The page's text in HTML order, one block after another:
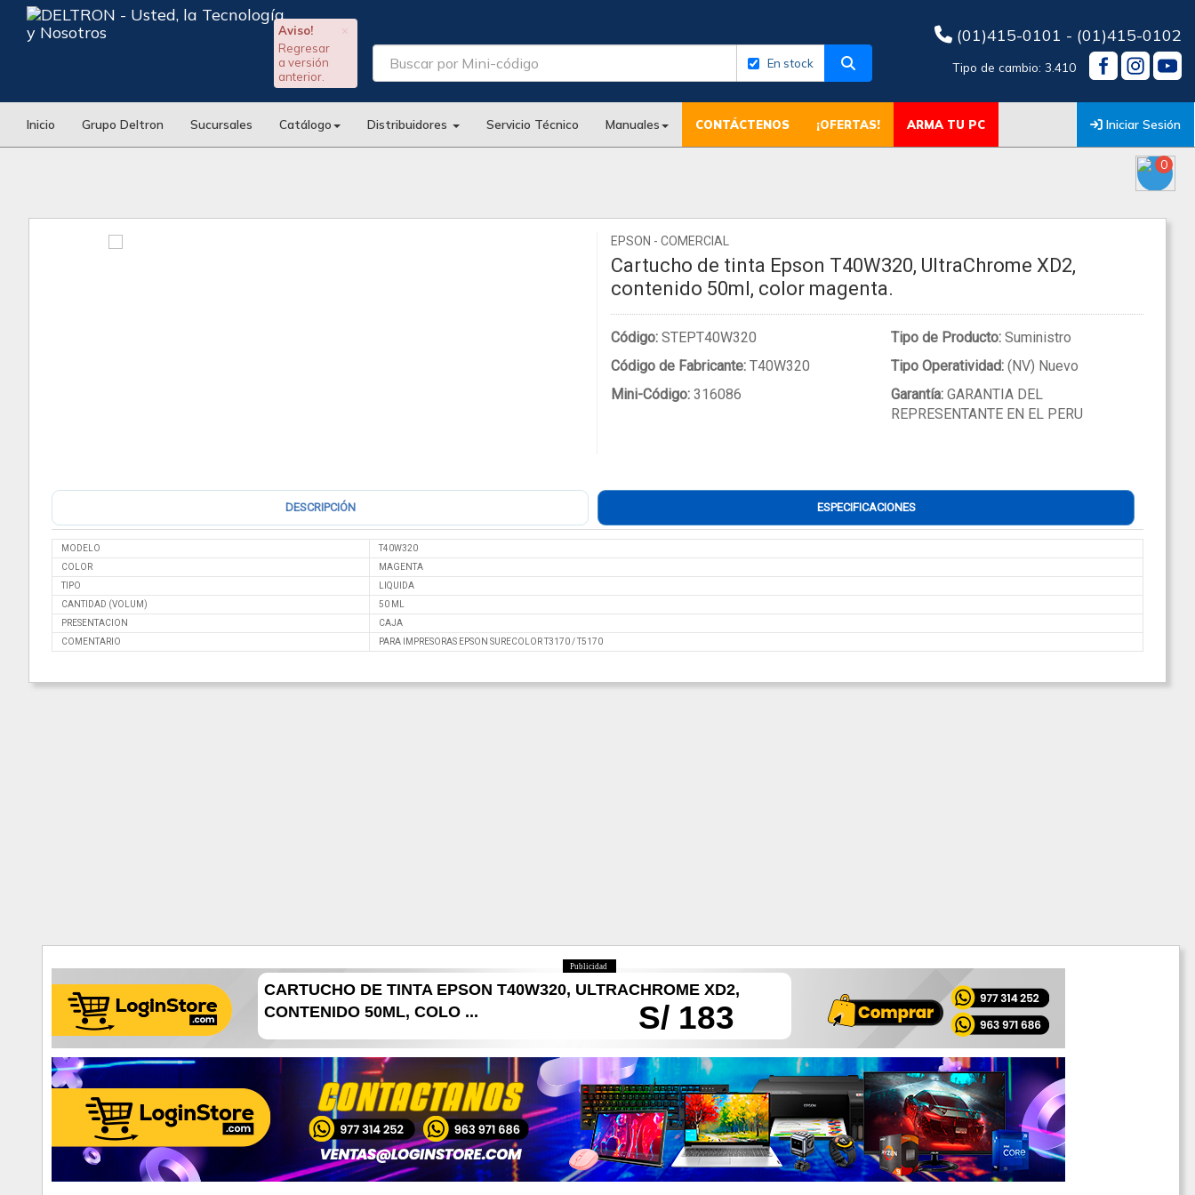
×
Aviso!
Regresar
a versión
anterior.
En stock
(01)415-0101 - (01)415-0102
Tipo de cambio: 3.410
Inicio Grupo Deltron Sucursales Catálogo Distribuidores Servicio Técnico Manuales CONTÁCTENOS ¡OFERTAS! ARMA TU PC Iniciar Sesión
0
EPSON - COMERCIAL
Cartucho de tinta Epson T40W320, UltraChrome XD2,
contenido 50ml, color magenta.
Código: STEPT40W320
Código de Fabricante: T40W320
Mini-Código: 316086
Tipo de Producto:Suministro
Tipo Operatividad:(NV) Nuevo
Garantía:GARANTIA DEL
REPRESENTANTE EN EL PERU
DESCRIPCIÓN ESPECIFICACIONES
MODELO
T40W320
COLOR
MAGENTA
TIPO
LIQUIDA
CANTIDAD (VOLUM)
50 ML
PRESENTACION
CAJA
COMENTARIO
PARA IMPRESORAS EPSON SURECOLOR T3170 / T5170
Publicidad
S/ 183
CARTUCHO DE TINTA EPSON T40W320, ULTRACHROME XD2,
CONTENIDO 50ML, COLO ...